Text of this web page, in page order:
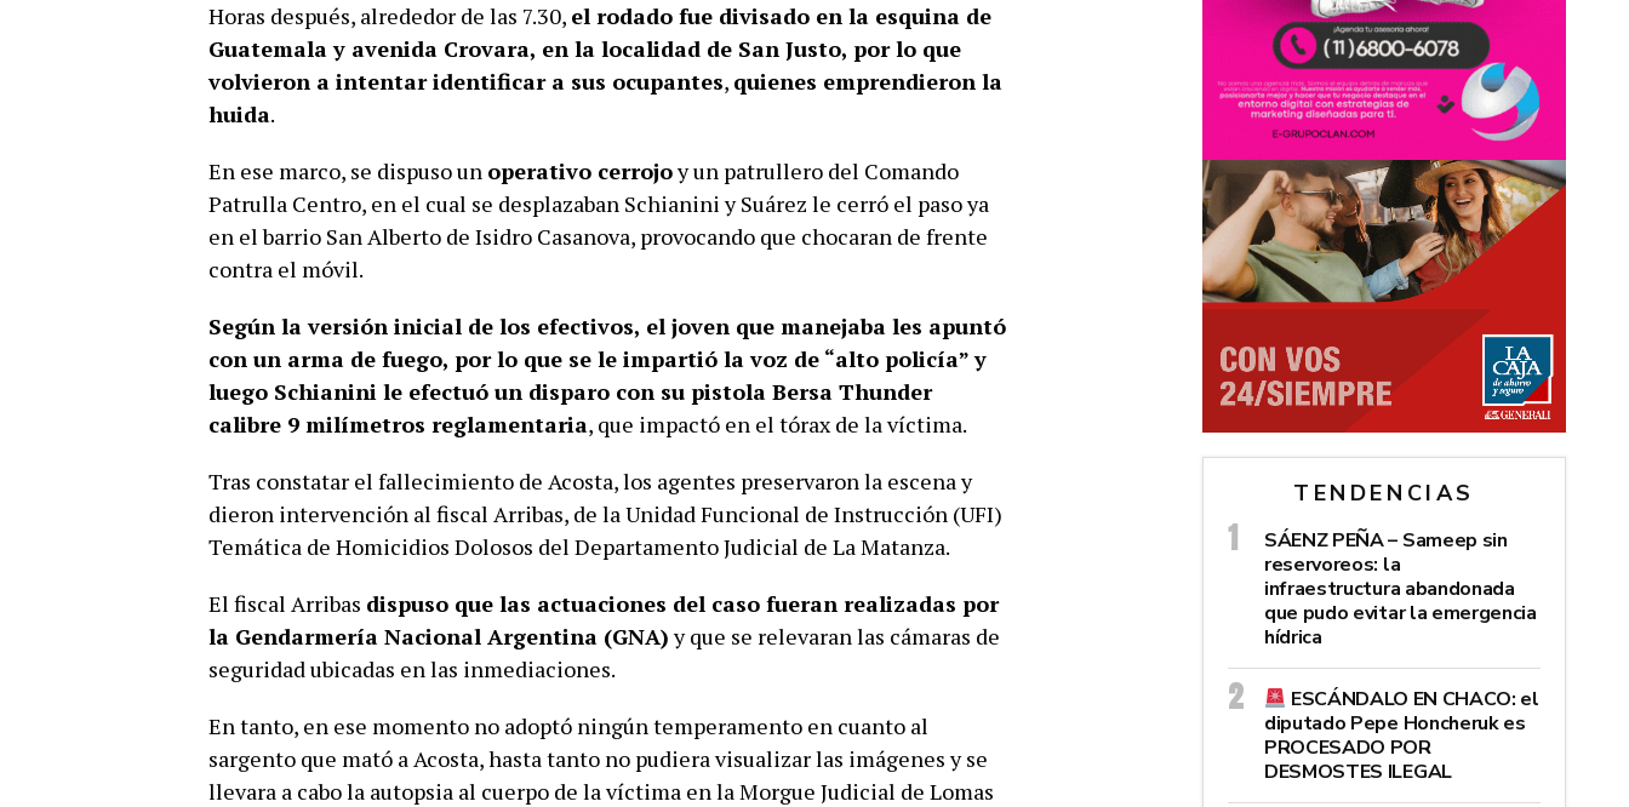
Horas después, alrededor de las 7.30, el rodado fue divisado en la esquina de
Guatemala y avenida Crovara, en la localidad de San Justo, por lo que
volvieron a intentar identificar a sus ocupantes, quienes emprendieron la
huida.
En ese marco, se dispuso un operativo cerrojoy un patrullero del Comando
Patrulla Centro, en el cual se desplazaban Schianini y Suárez le cerró el paso ya
en el barrio San Alberto de Isidro Casanova, provocando que chocaran de frente
contra el móvil.
Según la versión inicial de los efectivos, el joven que manejaba les apuntó
con un arma de fuego, por lo que se le impartió la voz de “alto policía” y
luego Schianini le efectuó un disparo con su pistola Bersa Thunder
calibre 9 milímetros reglamentaria, que impactó en el tórax de la víctima.
Tras constatar el fallecimiento de Acosta, los agentes preservaron la escena y
dieron intervención al fiscal Arribas, de la Unidad Funcional de Instrucción (UFI)
Temática de Homicidios Dolosos del Departamento Judicial de La Matanza.
El fiscal Arribas dispuso que las actuaciones del caso fueran realizadas por
la Gendarmería Nacional Argentina (GNA)y que se relevaran las cámaras de
seguridad ubicadas en las inmediaciones.
En tanto, en ese momento no adoptó ningún temperamento en cuanto al
sargento que mató a Acosta, hasta tanto no pudiera visualizar las imágenes y se
llevara a cabo la autopsia al cuerpo de la víctima en la Morgue Judicial de Lomas
TENDENCIAS
SÁENZ PEÑA – Sameep sin
reservoreos: la
infraestructura abandonada
que pudo evitar la emergencia
hídrica
ESCÁNDALO EN CHACO: el
diputado Pepe Honcheruk es
PROCESADO POR
DESMOSTES ILEGAL